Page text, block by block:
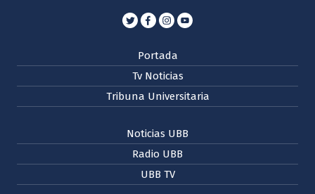
Portada
Tv Noticias
Tribuna Universitaria
Noticias UBB
Radio UBB
UBB TV